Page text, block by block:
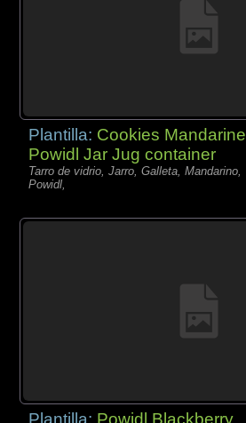
Plantilla: Cookies Mandarine
Powidl Jar Jug container
Tarro de vidrio, Jarro, Galleta, Mandarino,
Powidl,
Plantilla: Powidl Blackberry